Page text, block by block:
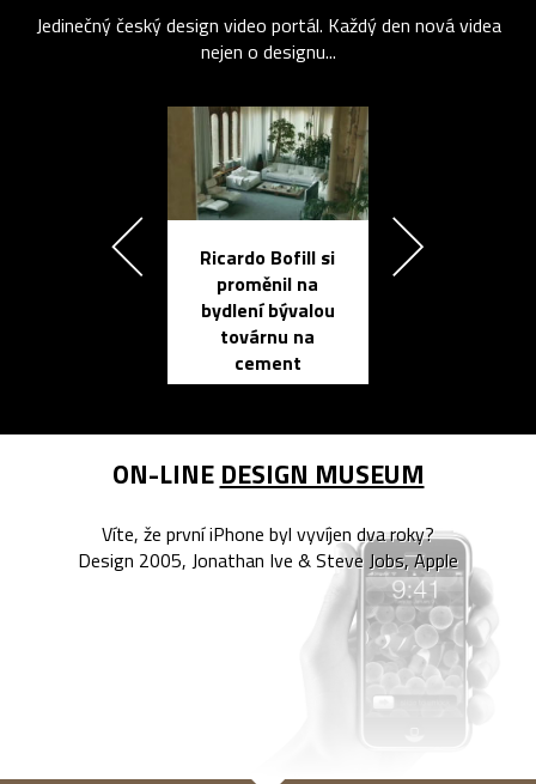
Jedinečný český design video portál. Každý den nová videa
nejen o designu...
Ricardo Bofill si
proměnil na
bydlení bývalou
továrnu na
cement
ON-LINE DESIGN MUSEUM
Víte, že první iPhone byl vyvíjen dva roky?
Design 2005, Jonathan Ive & Steve Jobs, Apple